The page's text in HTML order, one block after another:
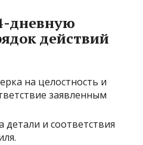
дневную
действий
на целостность и
заявленным
и соответствия